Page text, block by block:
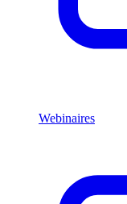
Webinaires